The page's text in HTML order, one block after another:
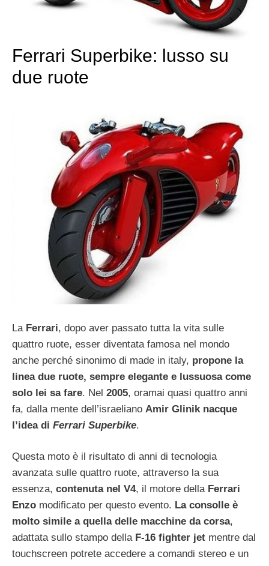
Ferrari Superbike: lusso su
due ruote
La Ferrari, dopo aver passato tutta la vita sulle
quattro ruote, esser diventata famosa nel mondo
anche perché sinonimo di made in italy, propone la
linea due ruote, sempre elegante e lussuosa come
solo lei sa fare. Nel 2005, oramai quasi quattro anni
fa, dalla mente dell’israeliano Amir Glinik nacque
l’idea di Ferrari Superbike.
Questa moto è il risultato di anni di tecnologia
avanzata sulle quattro ruote, attraverso la sua
essenza, contenuta nel V4, il motore della Ferrari
Enzo modificato per questo evento. La consolle è
molto simile a quella delle macchine da corsa,
adattata sullo stampo della F-16 fighter jet mentre dal
touchscreen potrete accedere a comandi stereo e un